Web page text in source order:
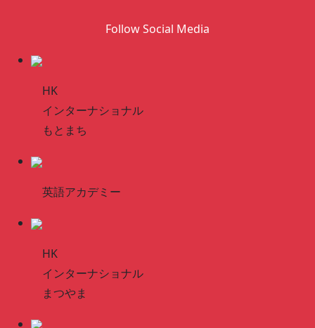
Follow Social Media
HK
インターナショナル
もとまち
英語アカデミー
HK
インターナショナル
まつやま